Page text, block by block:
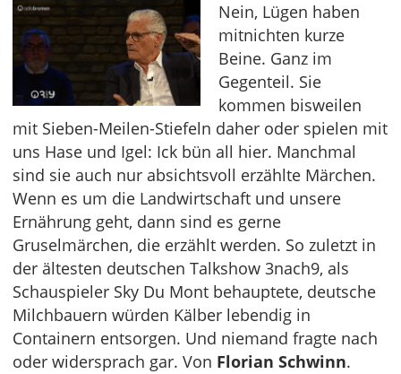
Nein, Lügen haben
mitnichten kurze
Beine. Ganz im
Gegenteil. Sie
kommen bisweilen
mit Sieben-Meilen-Stiefeln daher oder spielen mit
uns Hase und Igel: Ick bün all hier. Manchmal
sind sie auch nur absichtsvoll erzählte Märchen.
Wenn es um die Landwirtschaft und unsere
Ernährung geht, dann sind es gerne
Gruselmärchen, die erzählt werden. So zuletzt in
der ältesten deutschen Talkshow 3nach9, als
Schauspieler Sky Du Mont behauptete, deutsche
Milchbauern würden Kälber lebendig in
Containern entsorgen. Und niemand fragte nach
oder widersprach gar. Von Florian Schwinn.